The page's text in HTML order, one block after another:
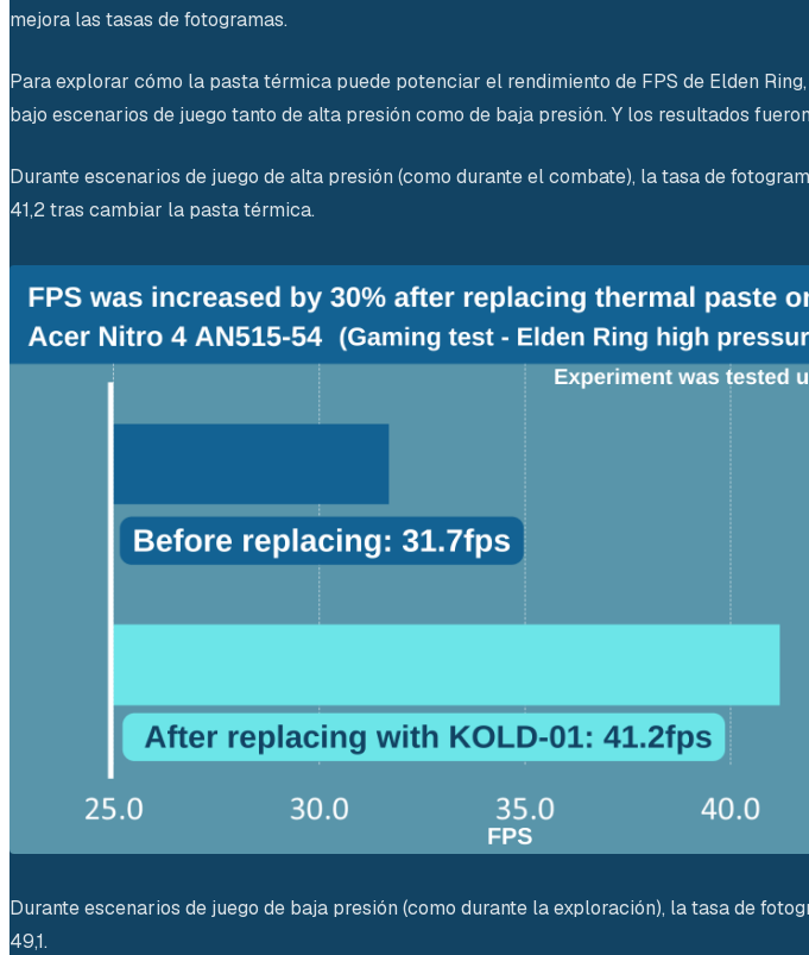
mejora las tasas de fotogramas.
Para explorar cómo la pasta térmica puede potenciar el rendimiento de FPS de Elden
bajo escenarios de juego tanto de alta presión como de baja presión. Y los resultados
Durante escenarios de juego de alta presión (como durante el combate), la tasa de
41,2 tras cambiar la pasta térmica.
Durante escenarios de juego de baja presión (como durante la exploración), la tasa de
49,1.